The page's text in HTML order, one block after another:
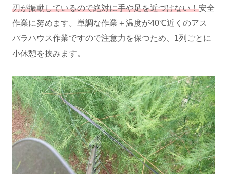
刃が振動しているので絶対に手や足を近づけない！安全
作業に努めます。単調な作業＋温度が40℃近くのアス
パラハウス作業ですので注意力を保つため、1列ごとに
小休憩を挟みます。